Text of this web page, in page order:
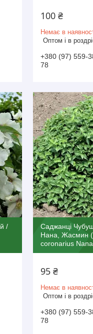
100 ₴
Немає в
Оптом і в
+380 (97) 559-
78
/
Саджанці
Нана, Жасмин
coronarius
95 ₴
Немає в
Оптом і в
+380 (97) 559-
78